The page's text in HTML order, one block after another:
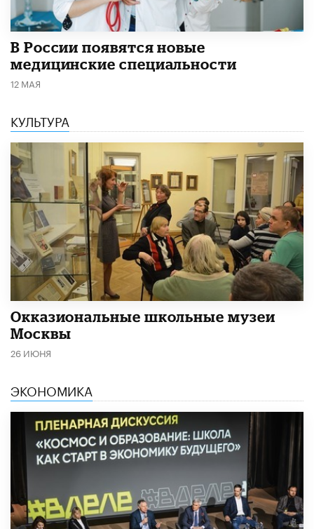
В России появятся новые
медицинские специальности
12 МАЯ
КУЛЬТУРА
​Окказиональные школьные музеи
Москвы
26 ИЮНЯ
ЭКОНОМИКА